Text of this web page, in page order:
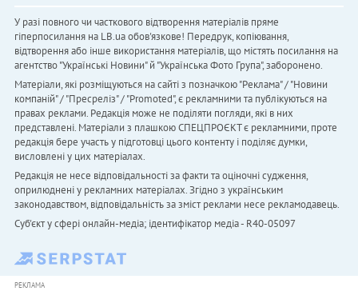
У разі повного чи часткового відтворення матеріалів пряме
гіперпосилання на LB.ua обов'язкове! Передрук, копіювання,
відтворення або інше використання матеріалів, що містять посилання на
агентство "Українськi Новини" й "Українська Фото Група", заборонено.
Матеріали, які розміщуються на сайті з позначкою "Реклама" / "Новини
компаній" / "Пресреліз" / "Promoted", є рекламними та публікуються на
правах реклами. Редакція може не поділяти погляди, які в них
представлені. Матеріали з плашкою СПЕЦПРОЄКТ є рекламними, проте
редакція бере участь у підготовці цього контенту і поділяє думки,
висловлені у цих матеріалах.
Редакція не несе відповідальності за факти та оціночні судження,
оприлюднені у рекламних матеріалах. Згідно з українським
законодавством, відповідальність за зміст реклами несе рекламодавець.
Cуб'єкт у сфері онлайн-медіа; ідентифікатор медіа - R40-05097
РЕКЛАМА